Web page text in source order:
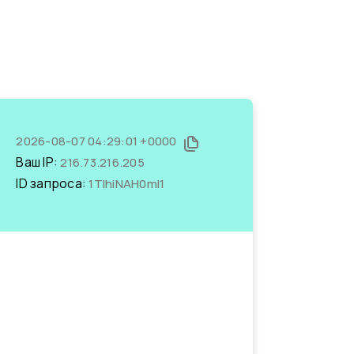
2026-08-07 04:29:01 +0000
Ваш IP:216.73.216.205
ID запроса:1TIhiNAH0mI1